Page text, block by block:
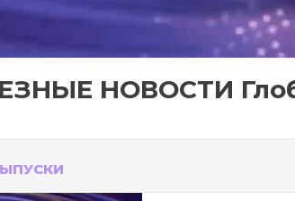
НОВОСТИ